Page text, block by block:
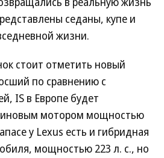
седаны, купе и
жизни.
стоит отметить новый
по сравнению с
IS в Европе будет
мотором мощностью
у Lexus есть и гибридная
мощностью 223 л. с., но